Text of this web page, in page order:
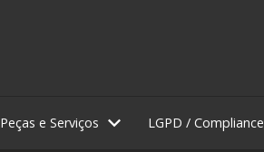
Peças e Serviços LGPD / Compliance